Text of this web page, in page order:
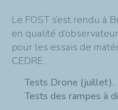
Le FOST s’est rendu à
en qualité
pour les essais de
CEDRE.
Tests Drone (juillet).
Tests des rampes à